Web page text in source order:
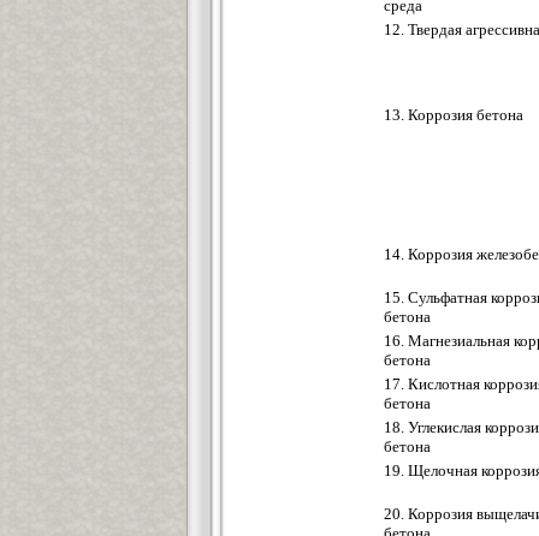
среда
12. Твердая
13. Коррозия бетона
14. Коррозия
15. Сульфатная
бетона
16. Магнезиальная
бетона
17. Кислотная
бетона
18. Углекислая
бетона
19. Щелочная
20. Коррозия